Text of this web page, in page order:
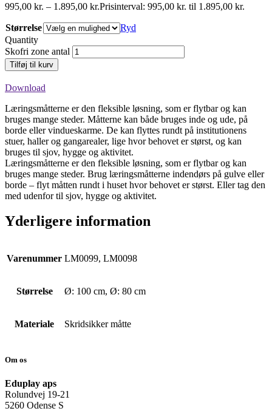
995,00 kr. – 1.895,00 kr.Prisinterval: 995,00 kr. til 1.895,00 kr.
Størrelse
Ryd
Quantity
Skofri zone antal
Tilføj til kurv
Download
Læringsmåtterne er den fleksible løsning, som er flytbar og kan
bruges mange steder. Måtterne kan både bruges inde og ude, på
borde eller vindueskarme. De kan flyttes rundt på institutionens
stuer, haller og gangarealer, lige hvor behovet er størst, og kan
bruges til sjov, hygge og aktivitet.
Læringsmåtterne er den fleksible løsning, som er flytbar og kan
bruges mange steder. Brug læringsmåtterne indendørs på gulve eller
borde – flyt måtten rundt i huset hvor behovet er størst. Eller tag den
med udenfor til sjov, hygge og aktivitet.
Yderligere information
Varenummer LM0099, LM0098
Størrelse Ø: 100 cm, Ø: 80 cm
Materiale Skridsikker måtte
Om os
Eduplay aps
Rolundvej 19-21
5260 Odense S